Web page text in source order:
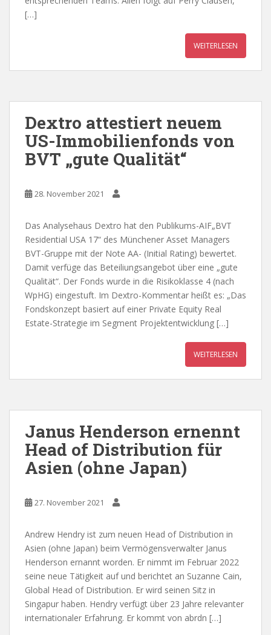
[…]
WEITERLESEN
Dextro attestiert neuem
US-Immobilienfonds von
BVT „gute Qualität“
28. November 2021
Das Analysehaus Dextro hat den Publikums-AIF„BVT
Residential USA 17“ des Münchener Asset Managers
BVT-Gruppe mit der Note AA- (Initial Rating) bewertet.
Damit verfüge das Beteiliungsangebot über eine „gute
Qualität“. Der Fonds wurde in die Risikoklasse 4 (nach
WpHG) eingestuft. Im Dextro-Kommentar heißt es: „Das
Fondskonzept basiert auf einer Private Equity Real
Estate-Strategie im Segment Projektentwicklung […]
WEITERLESEN
Janus Henderson ernennt
Head of Distribution für
Asien (ohne Japan)
27. November 2021
Andrew Hendry ist zum neuen Head of Distribution in
Asien (ohne Japan) beim Vermögensverwalter Janus
Henderson ernannt worden. Er nimmt im Februar 2022
seine neue Tätigkeit auf und berichtet an Suzanne Cain,
Global Head of Distribution. Er wird seinen Sitz in
Singapur haben. Hendry verfügt über 23 Jahre relevanter
internationaler Erfahrung. Er kommt von abrdn […]